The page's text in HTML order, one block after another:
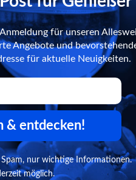
für unseren
Angebote und
für aktuelle Neuigkeiten.
& entdecken!
Spam, nur wichtige Informationen.
möglich.